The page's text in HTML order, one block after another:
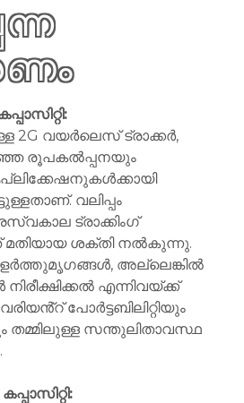
2G വയർലെസ് ട്രാക്കർ,
രൂപകൽപ്പനയും
വലിപ്പം
ട്രാക്കിംഗ്
ശക്തി നൽകുന്നു.
അല്ലെങ്കിൽ
എന്നിവയ്ക്ക്
പോർട്ടബിലിറ്റിയും
തമ്മിലുള്ള സന്തുലിതാവസ്ഥ